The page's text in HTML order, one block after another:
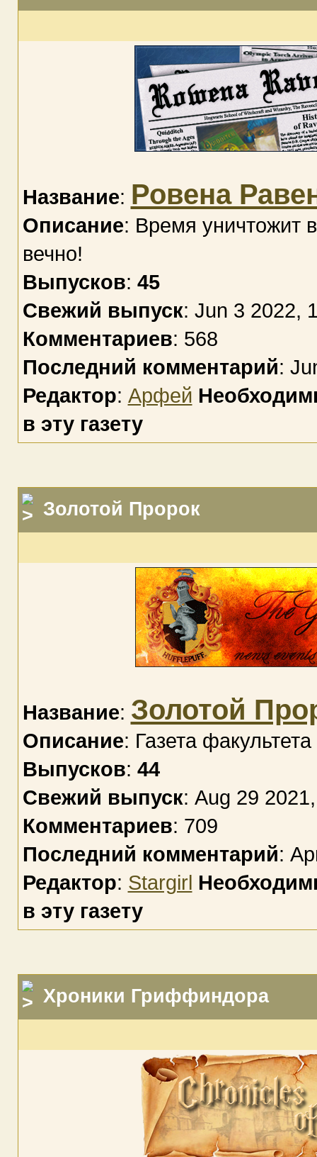
Название: Ровена
Описание: Время уничтожит
вечно!
Выпусков: 45
Свежий выпуск: Jun 3 2022,
Комментариев: 568
Последний комментарий:
Редактор: Арфей
в эту газету
Золотой Пророк
Название: Золотой
Описание: Газета
Выпусков: 44
Свежий выпуск: Aug 29
Комментариев: 709
Последний комментарий:
Редактор: Stargirl
в эту газету
Хроники Гриффиндора